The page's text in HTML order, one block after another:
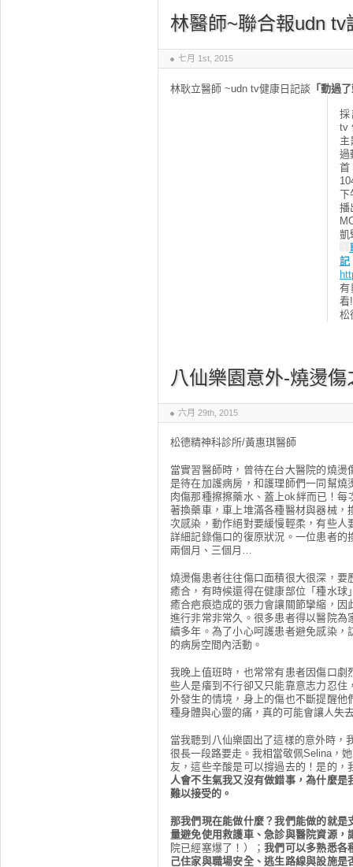
林醫師~聯合報udn
七月 1st, 2015
林耿立醫師 ~udn tv健康日記談 「動過
採
tv
過
下
播
凱
記
看
松
八仙樂園意外-燒燙傷
六月 29th, 2015
松德精神科診所/黃惠琪醫師
當實習醫師時，曾待在台大醫院的燒
是待在加護病房，和護理師們一同幫
肉傷那種擦擦藥水、蓋上ok絆而已！
著換藥車，車上堆滿各種醫材與器械
次感染，動作絕對要緩慢輕柔，有些
詳細記錄傷口的復原狀況。一位患者
兩個月、三個月…
燒燙傷患者往往傷口面積很大很深，
癒合，有時候還得在健康部位「種水
癒合疤痕造成的張力會讓關節攣縮，
進行非常非常久。很多患者得以醫院
續多年。為了小心呵護患者避免感染
的病房空間內活動。
我晚上值班時，也常常有患者因傷口
些人是癢到不行卻又只能靠意志力忍
外發生的情境，身上的傷也不斷提醒
種身體與心靈的痛，真的可能會讓人失
當我聽到八仙樂園出了這樣的意外時，
很長一段路要走。我相當敬佩Selina，
友，這些辛酸是可以撐過去的！是的，
人會不生氣我又沒有做錯事，為什麼
難以接受的。
那我們現在能做什麼？我們能做的就是
量避免使用救護車、急診與醫院資源
院已經塞爆了！）； 我們可以多熟悉各
己住家與職場安全、逃生路線與設施